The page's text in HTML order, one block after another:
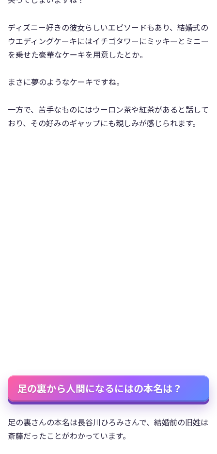
ディズニー好きの彼女らしいエピソードもあり、結婚式の
ウエディングケーキにはイチゴタワーにミッキーとミニー
を乗せた豪華なケーキを用意したとか。
まさに夢のようなケーキですね。
一方で、苦手なものにはウーロン茶や紅茶があると話して
おり、その好みのギャップにも親しみが感じられます。
足の裏から人間になるにはの本名は？
足の裏さんの本名は長谷川ひろみさんで、結婚前の旧姓は
斎藤だったことがわかっています。